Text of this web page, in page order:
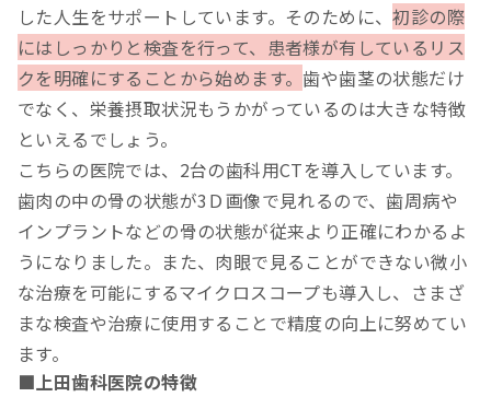
した人生をサポートしています。そのために、初診の際
にはしっかりと検査を行って、患者様が有しているリス
クを明確にすることから始めます。 歯や歯茎の状態だけ
でなく、栄養摂取状況もうかがっているのは大きな特徴
といえるでしょう。
こちらの医院では、2台の歯科用CTを導入しています。
歯肉の中の骨の状態が3Ｄ画像で見れるので、歯周病や
インプラントなどの骨の状態が従来より正確にわかるよ
うになりました。また、肉眼で見ることができない微小
な治療を可能にするマイクロスコープも導入し、さまざ
まな検査や治療に使用することで精度の向上に努めてい
ます。
■上田歯科医院の特徴